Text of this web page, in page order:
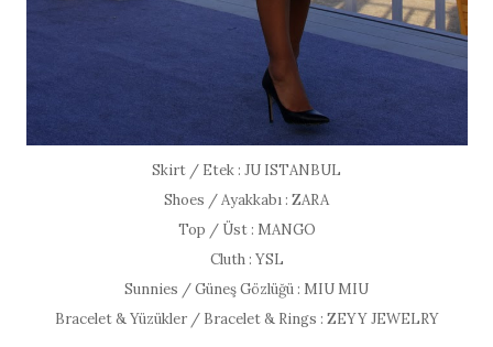
Skirt / Etek : JU ISTANBUL
Shoes / Ayakkabı : ZARA
Top / Üst : MANGO
Cluth : YSL
Sunnies / Güneş Gözlüğü : MIU MIU
Bracelet & Yüzükler / Bracelet & Rings : ZEYY JEWELRY